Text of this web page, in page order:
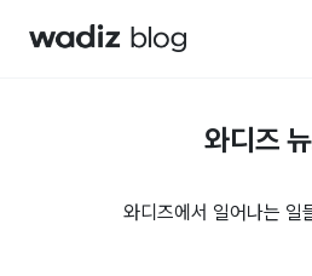
와디즈
와디즈에서 일어나는 일